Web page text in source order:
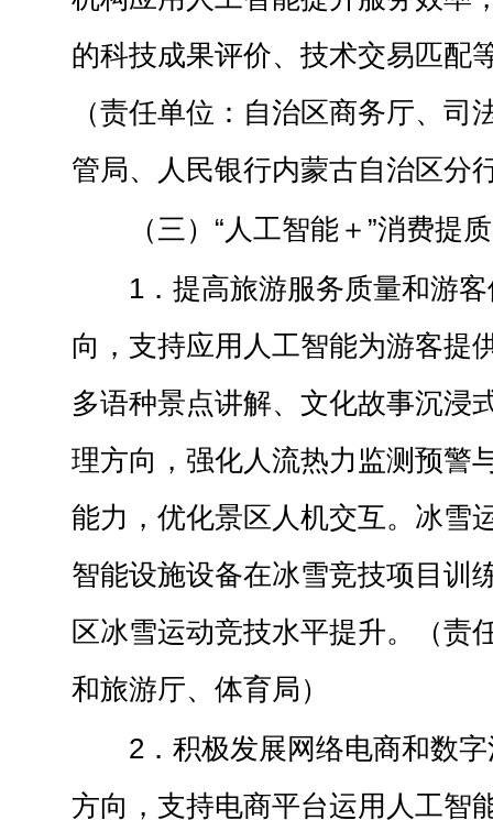
的科技成果评价、技术交易匹配
（责任单位：自治区商务厅、司
管局、人民银行内蒙古自治区分
（三）“人工智能＋”消费提质
1．提高旅游服务质量和游
向，支持应用人工智能为游客提
多语种景点讲解、文化故事沉浸
理方向，强化人流热力监测预警
能力，优化景区人机交互。冰雪
智能设施设备在冰雪竞技项目训
区冰雪运动竞技水平提升。（责
和旅游厅、体育局）
2．积极发展网络电商和数
方向，支持电商平台运用人工智